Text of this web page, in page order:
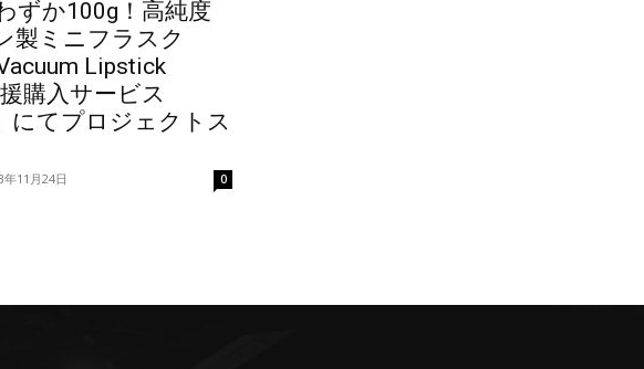
ずか100g！高純度
製ミニフラスク
Lipstick
購入サービス
にてプロジェクトス
年11月24日 0